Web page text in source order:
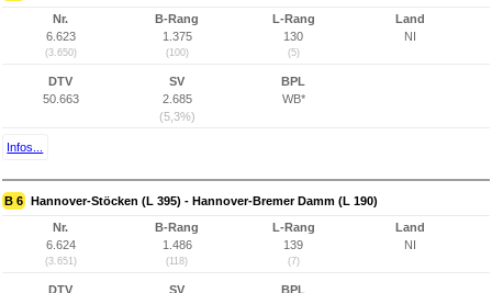
Nr.
6.623
(3.650)
B-Rang
1.375
(100)
L-Rang
130
(5)
Land
NI
DTV
50.663
SV
2.685
(5,3%)
BPL
WB*
Infos...
B 6 Hannover-Stöcken (L 395) - Hannover-Bremer Damm (L 190)
Nr.
6.624
(3.651)
B-Rang
1.486
(118)
L-Rang
139
(7)
Land
NI
DTV
SV
BPL